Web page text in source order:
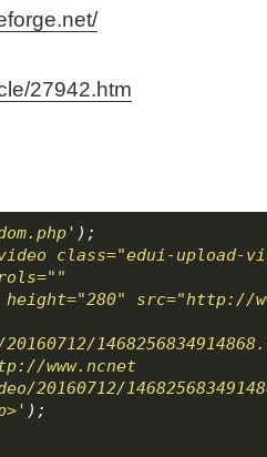
27942.htm
);
class="edui-upload-
height="280" src="http://
www.ncnet
20160712/
);